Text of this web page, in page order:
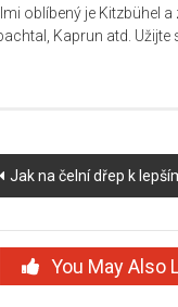
oblíbený je Kitzbühel
Kaprun atd. Užijte
Post
Jak na čelní dřep k
You May Also